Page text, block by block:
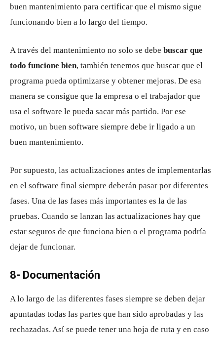
buen mantenimiento para certificar que el mismo sigue
funcionando bien a lo largo del tiempo.
A través del mantenimiento no solo se debe buscar que
todo funcione bien, también tenemos que buscar que el
programa pueda optimizarse y obtener mejoras. De esa
manera se consigue que la empresa o el trabajador que
usa el software le pueda sacar más partido. Por ese
motivo, un buen software siempre debe ir ligado a un
buen mantenimiento.
Por supuesto, las actualizaciones antes de implementarlas
en el software final siempre deberán pasar por diferentes
fases. Una de las fases más importantes es la de las
pruebas. Cuando se lanzan las actualizaciones hay que
estar seguros de que funciona bien o el programa podría
dejar de funcionar.
8- Documentación
A lo largo de las diferentes fases siempre se deben dejar
apuntadas todas las partes que han sido aprobadas y las
rechazadas. Así se puede tener una hoja de ruta y en caso